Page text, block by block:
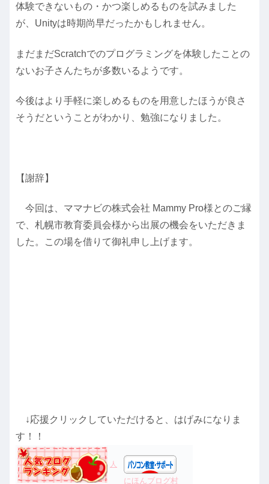
体験できないもの・かつ楽しめるものを試みました
が、Unityは時期尚早だったかもしれません。
まだまだScratchでのプログラミングを体験したことの
ないお子さんたちが多数いるようです。
今後はより手軽に楽しめるものを用意したほうが良さ
そうだということがわかり、勉強になりました。
【謝辞】
今回は、ママナビの株式会社 Mammy Pro様とのご縁
で、札幌市教育委員会様から出展の機会をいただきま
した。この場を借りて御礼申し上げます。
↓応援クリックしていただけると、はげみになりま
す！！
人
にほんブログ村